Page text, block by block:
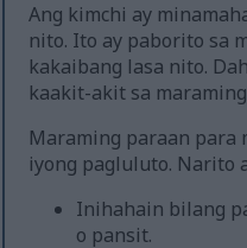
Ang kimchi ay
nito. Ito ay paborito sa
kakaibang lasa nito.
kaakit-akit sa
Maraming paraan para
iyong pagluluto. Narito
Inihahain bilang
o pansit.